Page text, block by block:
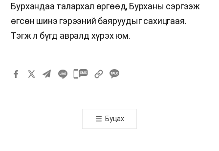
Бурхандаа талархал өргөөд, Бурханы сэргээж
өгсөн шинэ гэрээний баяруудыг сахицгаая.
Тэгж л бүгд авралд хүрэх юм.
카
톡
공
Буцах